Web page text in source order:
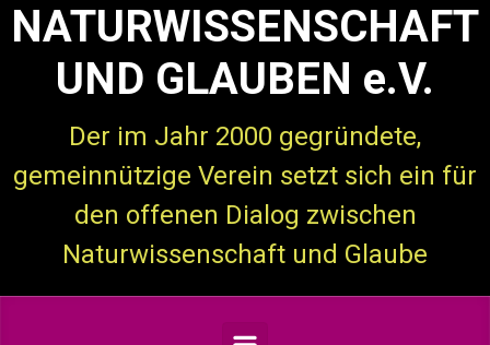
NATURWISSENSCHAFT
UND GLAUBEN e.V.
Der im Jahr 2000 gegründete,
gemeinnützige Verein setzt sich ein für
den offenen Dialog zwischen
Naturwissenschaft und Glaube